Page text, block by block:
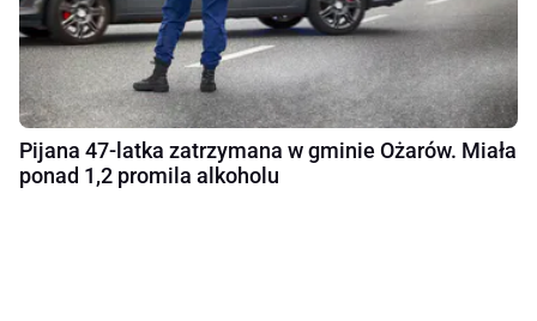
Pijana 47-latka zatrzymana w gminie Ożarów. Miała
ponad 1,2 promila alkoholu